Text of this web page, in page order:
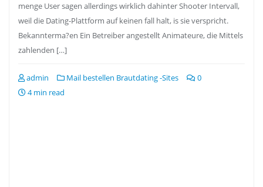
menge User sagen allerdings wirklich dahinter Shooter Intervall,
weil die Dating-Plattform auf keinen fall halt, is sie verspricht.
Bekannterma?en Ein Betreiber angestellt Animateure, die Mittels
zahlenden […]
admin Mail bestellen Brautdating -Sites
0
4 min read